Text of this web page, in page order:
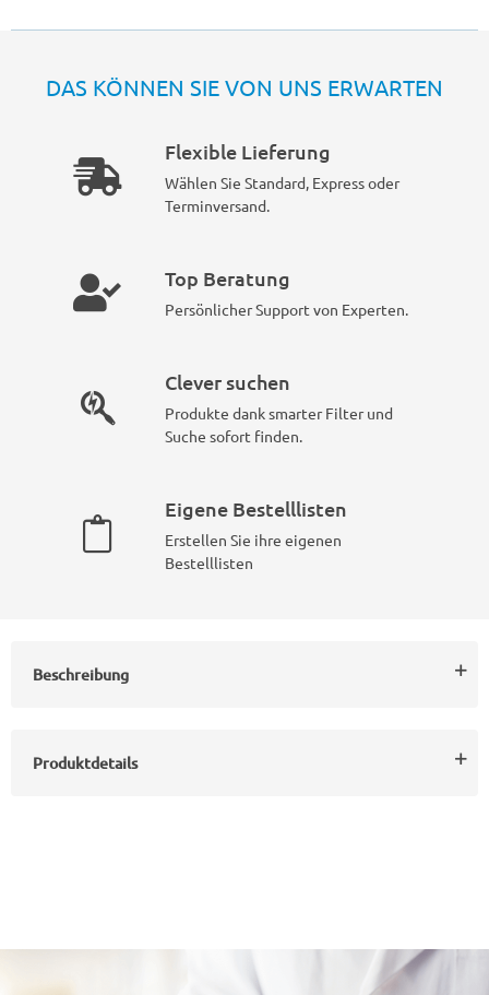
DAS KÖNNEN SIE VON UNS ERWARTEN
Flexible Lieferung
Wählen Sie Standard, Express oder
Terminversand.
Top Beratung
Persönlicher Support von Experten.
Clever suchen
Produkte dank smarter Filter und
Suche sofort finden.
Eigene Bestelllisten
Erstellen Sie ihre eigenen
Bestelllisten
Beschreibung
Produktdetails